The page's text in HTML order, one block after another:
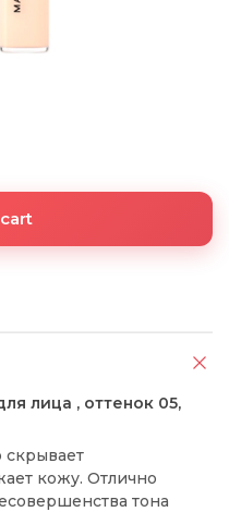
лица , оттенок 05,
кожу. Отлично
тона